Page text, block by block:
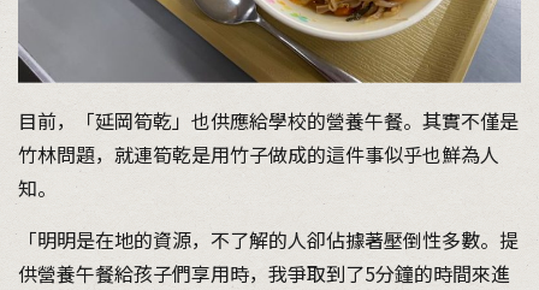
目前，「延岡筍乾」也供應給學校的營養午餐。其實不僅是
竹林問題，就連筍乾是用竹子做成的這件事似乎也鮮為人
知。
「明明是在地的資源，不了解的人卻佔據著壓倒性多數。提
供營養午餐給孩子們享用時，我爭取到了5分鐘的時間來進